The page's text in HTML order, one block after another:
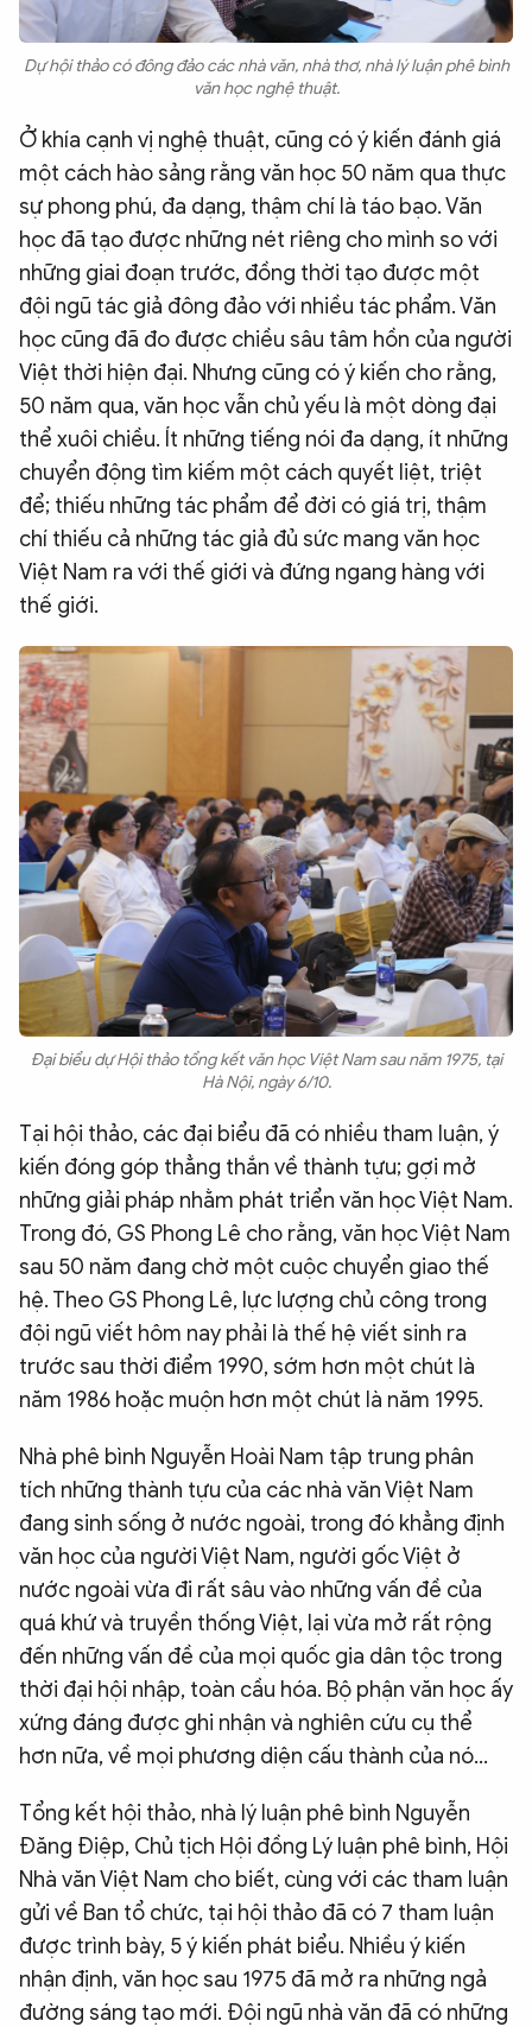
Dự hội thảo có đông đảo các nhà văn, nhà thơ, nhà lý luận phê bình
văn học nghệ thuật.
Ở khía cạnh vị nghệ thuật, cũng có ý kiến đánh giá
một cách hào sảng rằng văn học 50 năm qua thực
sự phong phú, đa dạng, thậm chí là táo bạo. Văn
học đã tạo được những nét riêng cho mình so với
những giai đoạn trước, đồng thời tạo được một
đội ngũ tác giả đông đảo với nhiều tác phẩm. Văn
học cũng đã đo được chiều sâu tâm hồn của người
Việt thời hiện đại. Nhưng cũng có ý kiến cho rằng,
50 năm qua, văn học vẫn chủ yếu là một dòng đại
thể xuôi chiều. Ít những tiếng nói đa dạng, ít những
chuyển động tìm kiếm một cách quyết liệt, triệt
để; thiếu những tác phẩm để đời có giá trị, thậm
chí thiếu cả những tác giả đủ sức mang văn học
Việt Nam ra với thế giới và đứng ngang hàng với
thế giới.
Đại biểu dự Hội thảo tổng kết văn học Việt Nam sau năm 1975, tại
Hà Nội, ngày 6/10.
Tại hội thảo, các đại biểu đã có nhiều tham luận, ý
kiến đóng góp thẳng thắn về thành tựu; gợi mở
những giải pháp nhằm phát triển văn học Việt Nam.
Trong đó, GS Phong Lê cho rằng, văn học Việt Nam
sau 50 năm đang chờ một cuộc chuyển giao thế
hệ. Theo GS Phong Lê, lực lượng chủ công trong
đội ngũ viết hôm nay phải là thế hệ viết sinh ra
trước sau thời điểm 1990, sớm hơn một chút là
năm 1986 hoặc muộn hơn một chút là năm 1995.
Nhà phê bình Nguyễn Hoài Nam tập trung phân
tích những thành tựu của các nhà văn Việt Nam
đang sinh sống ở nước ngoài, trong đó khẳng định
văn học của người Việt Nam, người gốc Việt ở
nước ngoài vừa đi rất sâu vào những vấn đề của
quá khứ và truyền thống Việt, lại vừa mở rất rộng
đến những vấn đề của mọi quốc gia dân tộc trong
thời đại hội nhập, toàn cầu hóa. Bộ phận văn học ấy
xứng đáng được ghi nhận và nghiên cứu cụ thể
hơn nữa, về mọi phương diện cấu thành của nó…
Tổng kết hội thảo, nhà lý luận phê bình Nguyễn
Đăng Điệp, Chủ tịch Hội đồng Lý luận phê bình, Hội
Nhà văn Việt Nam cho biết, cùng với các tham luận
gửi về Ban tổ chức, tại hội thảo đã có 7 tham luận
được trình bày, 5 ý kiến phát biểu. Nhiều ý kiến
nhận định, văn học sau 1975 đã mở ra những ngả
đường sáng tạo mới. Đội ngũ nhà văn đã có những